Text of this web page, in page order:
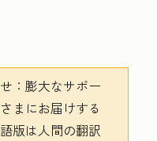
：膨大なサポー
まにお届けする
版は人間の翻訳